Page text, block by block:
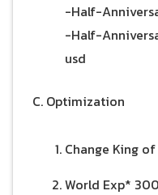
-Half-
-Half-
usd
C. Optimization
Change King
World Exp*